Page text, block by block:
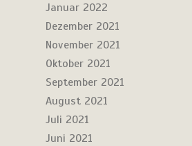
Januar 2022
Dezember 2021
November 2021
Oktober 2021
September 2021
August 2021
Juli 2021
Juni 2021